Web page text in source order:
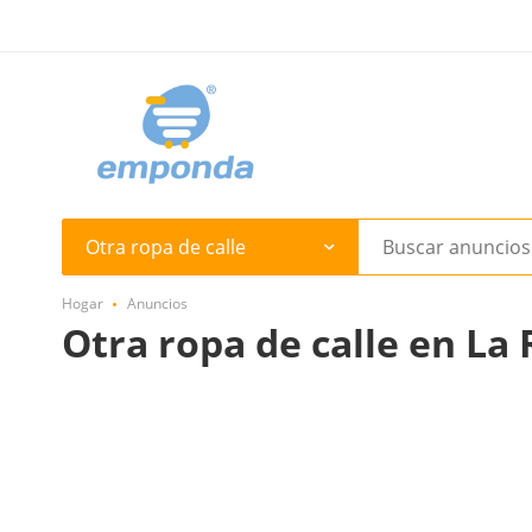
Otra ropa de calle
Hogar Anuncios
Otra ropa de calle en La